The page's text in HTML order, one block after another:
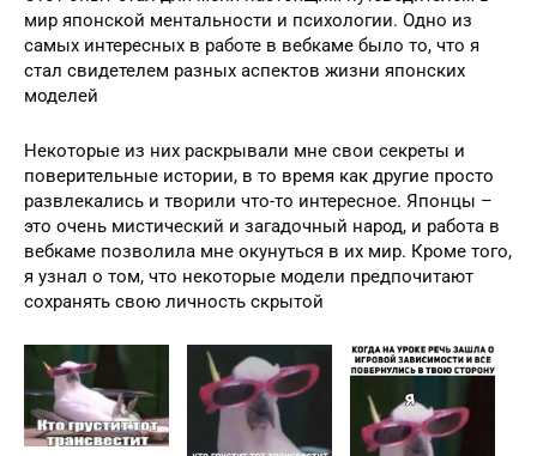
мир японской ментальности и психологии. Одно из
самых интересных в работе в вебкаме было то, что я
стал свидетелем разных аспектов жизни японских
моделей
Некоторые из них раскрывали мне свои секреты и
поверительные истории, в то время как другие просто
развлекались и творили что-то интересное. Японцы –
это очень мистический и загадочный народ, и работа в
вебкаме позволила мне окунуться в их мир. Кроме того,
я узнал о том, что некоторые модели предпочитают
сохранять свою личность скрытой